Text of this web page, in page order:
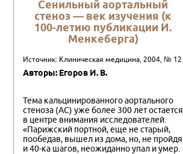
Сенильный аортальный
стеноз — век изучения (к
100-летию публикации И.
Менкеберга)
Источник: Клиническая медицина, 2004, № 12
Авторы: Егоров И. В.
Тема кальцинированного аортального
стеноза (АС) уже более 300 лет остается
в центре внимания исследователей.
«Парижский портной, еще не старый,
пообедав, вышел из дома, но, не пройдя
и 40-ка шагов, неожиданно упал и умер.